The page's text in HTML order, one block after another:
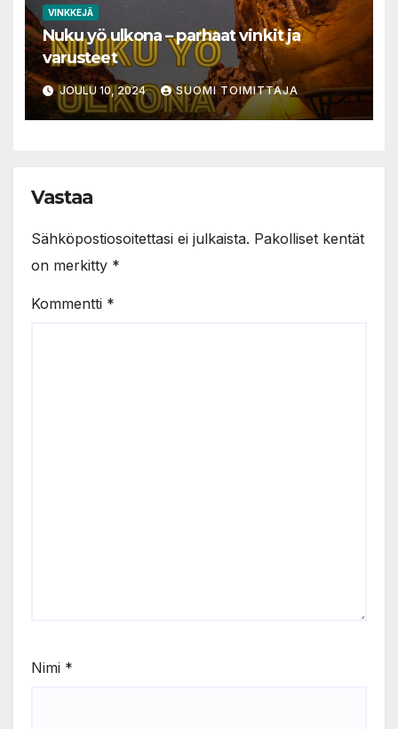
VINKKEJÄ
Nuku yö ulkona – parhaat vinkit ja
varusteet
JOULU 10, 2024 SUOMI TOIMITTAJA
Vastaa
Sähköpostiosoitettasi ei julkaista. Pakolliset kentät
on merkitty *
Kommentti *
Nimi *